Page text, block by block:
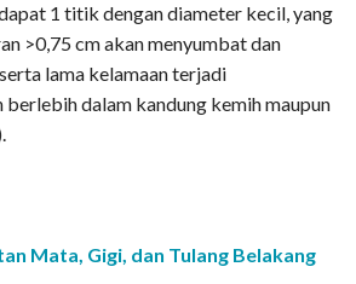
1 titik dengan diameter kecil, yang
>0,75 cm akan menyumbat dan
lama kelamaan terjadi
berlebih dalam kandung kemih maupun
Mata, Gigi, dan Tulang Belakang